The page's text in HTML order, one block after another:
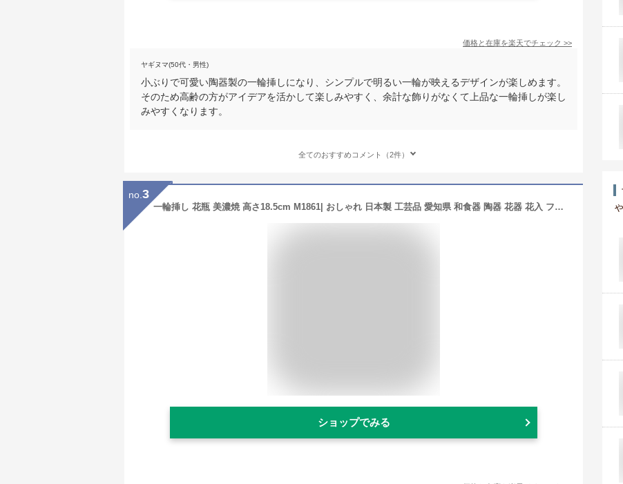
価格と在庫を楽天でチェック >>
ヤギヌマ(50代・男性)
小ぶりで可愛い陶器製の一輪挿しになり、シンプルで明るい一輪が映えるデザインが楽しめます。
そのため高齢の方がアイデアを活かして楽しみやすく、余計な飾りがなくて上品な一輪挿しが楽し
みやすくなります。
全てのおすすめコメント（2件）
no. 3
一輪挿し 花瓶 美濃焼 高さ18.5cm M1861| おしゃれ 日本製 工芸品 愛知県 和食器 陶器 花器 花入 フラワーベース 父の日 母の日 プレゼント ギフト
ショップでみる